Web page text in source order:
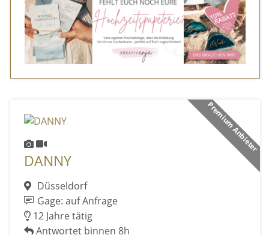
Premium Anbieter
DANNY
Düsseldorf
Gage: auf Anfrage
12 Jahre tätig
Antwortet binnen 8h